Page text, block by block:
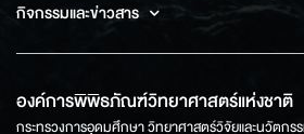
กิจกรรมและข่าวสาร
องค์การพิพิธภัณฑ์วิทยาศาสตร์แห่งชาติ
กระทรวงการอุดมศึกษา วิทยาศาสตร์วิจัยและนวัตกร